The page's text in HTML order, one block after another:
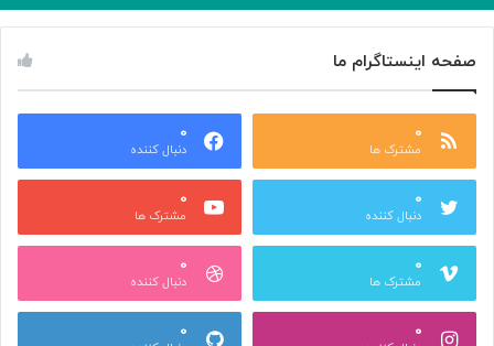
صفحه اینستاگرام ما
0
مشترک ها
0
دنبال کننده
0
دنبال کننده
0
مشترک ها
0
مشترک ها
0
دنبال کننده
0
0